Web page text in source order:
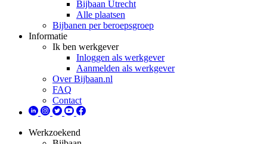
Bijbaan Utrecht
Alle plaatsen
Bijbanen per beroepsgroep
Informatie
Ik ben werkgever
Inloggen als werkgever
Aanmelden als werkgever
Over Bijbaan.nl
FAQ
Contact
Werkzoekend